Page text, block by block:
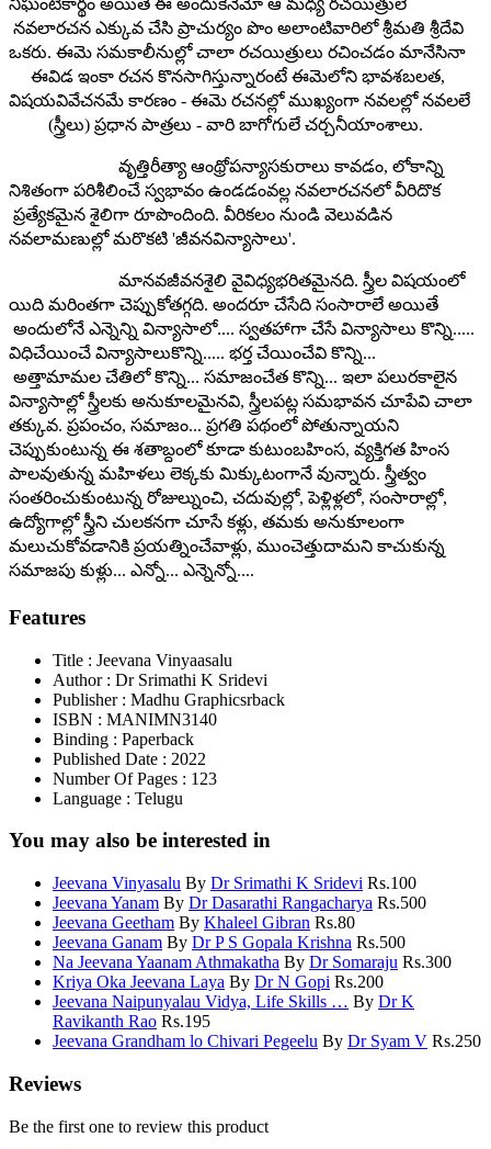
నిఘంటికార్థం అయితే ఈ అందుకేనేమో ఆ మధ్య రచయిత్రులే
నవలారచన ఎక్కువ చేసి ప్రాచుర్యం పొం అలాంటివారిలో శ్రీమతి శ్రీదేవి
ఒకరు. ఈమె సమకాలీనుల్లో చాలా రచయిత్రులు రచించడం మానేసినా
ఈవిడ ఇంకా రచన కొనసాగిస్తున్నారంటే ఈమెలోని భావశబలత,
విషయవివేచనమే కారణం - ఈమె రచనల్లో ముఖ్యంగా నవలల్లో నవలలే
(స్త్రీలు) ప్రధాన పాత్రలు - వారి బాగోగులే చర్చనీయాంశాలు.
వృత్తిరీత్యా ఆంథ్రోపన్యాసకురాలు కావడం, లోకాన్ని
నిశితంగా పరిశీలించే స్వభావం ఉండడంవల్ల నవలారచనలో వీరిదొక
ప్రత్యేకమైన శైలిగా రూపొందింది. వీరికలం నుండి వెలువడిన
నవలామణుల్లో మరొకటి 'జీవనవిన్యాసాలు'.
మానవజీవనశైలి వైవిధ్యభరితమైనది. స్త్రీల విషయంలో
యిది మరింతగా చెప్పుకోతగ్గది. అందరూ చేసేది సంసారాలే అయితే
అందులోనే ఎన్నెన్ని విన్యాసాలో.... స్వతహాగా చేసే విన్యాసాలు కొన్ని.....
విధిచేయించే విన్యాసాలుకొన్ని..... భర్త చేయించేవి కొన్ని...
అత్తామామల చేతిలో కొన్ని... సమాజంచేత కొన్ని... ఇలా పలురకాలైన
విన్యాసాల్లో స్త్రీలకు అనుకూలమైనవి, స్త్రీలపట్ల సమభావన చూపేవి చాలా
తక్కువ. ప్రపంచం, సమాజం... ప్రగతి పథంలో పోతున్నాయని
చెప్పుకుంటున్న ఈ శతాబ్దంలో కూడా కుటుంబహింస, వ్యక్తిగత హింస
పాలవుతున్న మహిళలు లెక్కకు మిక్కుటంగానే వున్నారు. స్త్రీత్వం
సంతరించుకుంటున్న రోజుల్నుంచి, చదువుల్లో, పెళ్లిళ్లలో, సంసారాల్లో,
ఉద్యోగాల్లో స్త్రీని చులకనగా చూసే కళ్లు, తమకు అనుకూలంగా
మలుచుకోవడానికి ప్రయత్నించేవాళ్లు, ముంచెత్తుదామని కాచుకున్న
సమాజపు కుళ్లు... ఎన్నో... ఎన్నెన్నో....
Features
Title : Jeevana Vinyaasalu
Author : Dr Srimathi K Sridevi
Publisher : Madhu Graphicsrback
ISBN : MANIMN3140
Binding : Paperback
Published Date : 2022
Number Of Pages : 123
Language : Telugu
You may also be interested in
Jeevana Vinyasalu By Dr Srimathi K Sridevi Rs.100
Jeevana Yanam By Dr Dasarathi Rangacharya Rs.500
Jeevana Geetham By Khaleel Gibran Rs.80
Jeevana Ganam By Dr P S Gopala Krishna Rs.500
Na Jeevana Yaanam Athmakatha By Dr Somaraju Rs.300
Kriya Oka Jeevana Laya By Dr N Gopi Rs.200
Jeevana Naipunyalau Vidya, Life Skills … By Dr K
Ravikanth Rao Rs.195
Jeevana Grandham lo Chivari Pegeelu By Dr Syam V Rs.250
Reviews
Be the first one to review this product